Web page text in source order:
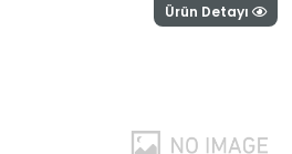
Ürün Detayı